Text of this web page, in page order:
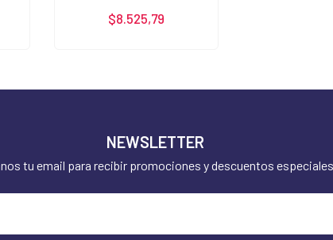
$8.525,79
NEWSLETTER
tu email para recibir promociones y descuentos especiales